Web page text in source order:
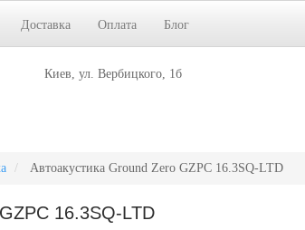
Доставка Оплата Блог
Киев, ул. Вербицкого, 1б
Автоакустика Ground Zero GZPC 16.3SQ-LTD
16.3SQ-LTD